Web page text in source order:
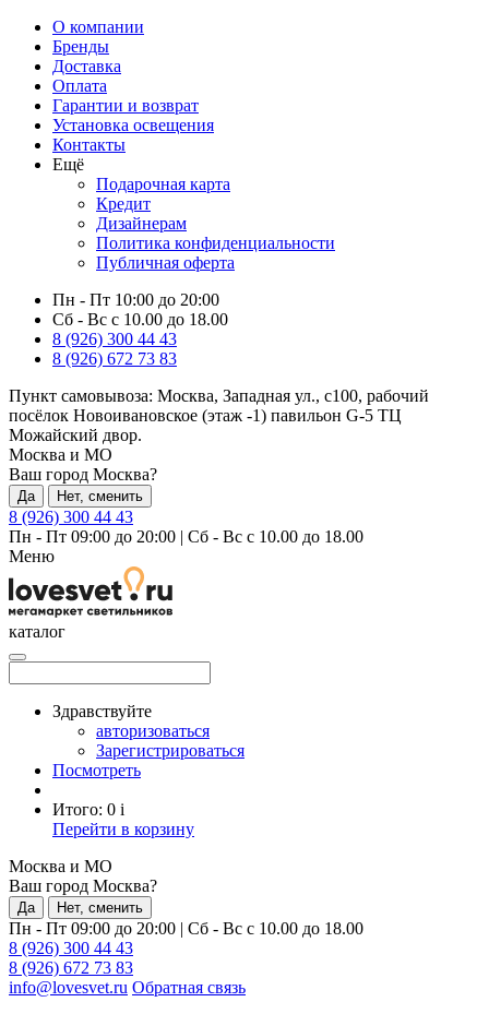
О компании
Бренды
Доставка
Оплата
Гарантии и возврат
Установка освещения
Контакты
Ещё
Подарочная карта
Кредит
Дизайнерам
Политика конфиденциальности
Публичная оферта
Пн - Пт 10:00 до 20:00
Сб - Вс с 10.00 до 18.00
8 (926) 300 44 43
8 (926) 672 73 83
Пункт самовывоза: Москва, Западная ул., с100, рабочий
посёлок Новоивановское (этаж -1) павильон G-5 ТЦ
Можайский двор.
Москва и МО
Ваш город Москва?
Да Нет, сменить
8 (926) 300 44 43
Пн - Пт 09:00 до 20:00 | Сб - Вс с 10.00 до 18.00
Меню
каталог
Здравствуйте
авторизоваться
Зарегистрироваться
Посмотреть
Итого: 0 i
Перейти в корзину
Москва и МО
Ваш город Москва?
Да Нет, сменить
Пн - Пт 09:00 до 20:00 | Сб - Вс с 10.00 до 18.00
8 (926) 300 44 43
8 (926) 672 73 83
info@lovesvet.ru Обратная связь